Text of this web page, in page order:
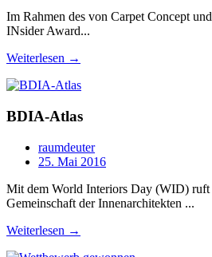
Im Rahmen des von Carpet Concept
INsider Award...
Weiterlesen →
BDIA-Atlas
raumdeuter
25. Mai 2016
Mit dem World Interiors Day (WID) ruft
Gemeinschaft der Innenarchitekten ...
Weiterlesen →